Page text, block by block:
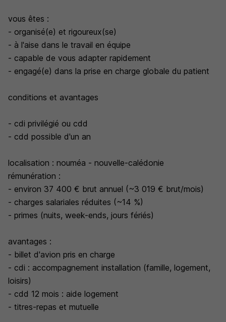
vous êtes :
- organisé(e) et rigoureux(se)
- à l'aise dans le travail en équipe
- capable de vous adapter rapidement
- engagé(e) dans la prise en charge globale du patient
conditions et avantages
- cdi privilégié ou cdd
- cdd possible d'un an
localisation : nouméa - nouvelle-calédonie
rémunération :
- environ 37 400 € brut annuel (~3 019 € brut/mois)
- charges salariales réduites (~14 %)
- primes (nuits, week-ends, jours fériés)
avantages :
- billet d'avion pris en charge
- cdi : accompagnement installation (famille, logement,
loisirs)
- cdd 12 mois : aide logement
- titres-repas et mutuelle